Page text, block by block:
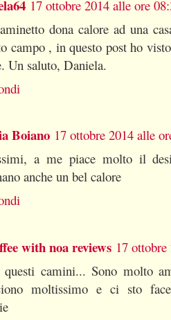
17 ottobre 2014 alle ore
dona calore ad una
campo , in questo post ho
Un saluto, Daniela.
Boiano 17 ottobre 2014 alle
a me piace molto il
anche un bel calore
with noa reviews 17
camini... Sono molto
moltissimo e ci sto